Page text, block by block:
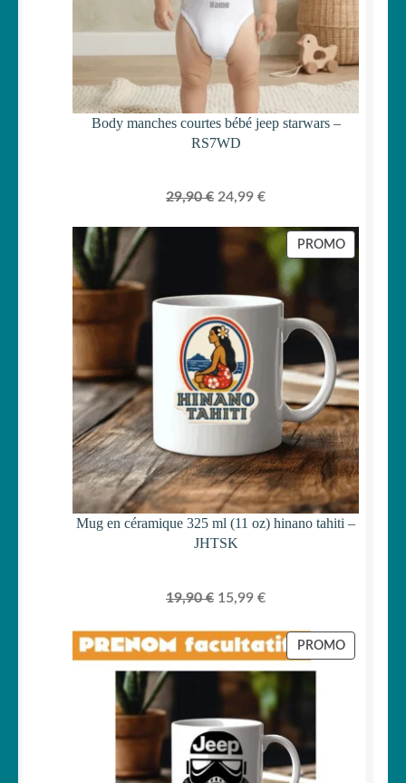
Body manches courtes bébé jeep starwars –
RS7WD
29,90€ Le
initial
était :
24,99 €Le
actuel
est :
24,99 €.
PROMOPRODUIT
Mug en céramique 325 ml (11 oz) hinano tahiti –
JHTSK
19,90€ Le
initial
était :
19,90 €.
15,99 €Le
actuel
est :
15,99 €.
PROMOPRODUIT